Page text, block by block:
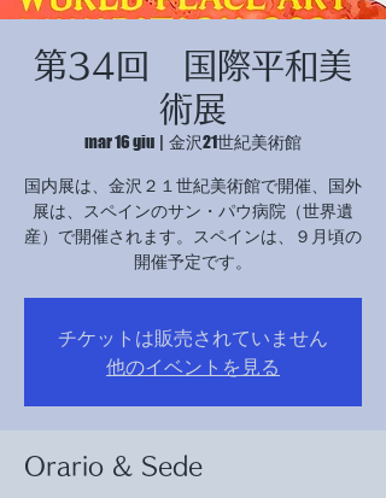
第34回 国際平和美
術展
mar 16 giu
  |
金沢21世紀美術館
国内展は、金沢２１世紀美術館で開催、国外
展は、スペインのサン・パウ病院（世界遺
産）で開催されます。スペインは、９月頃の
開催予定です。
チケットは販売されていません
他のイベントを見る
Orario & Sede